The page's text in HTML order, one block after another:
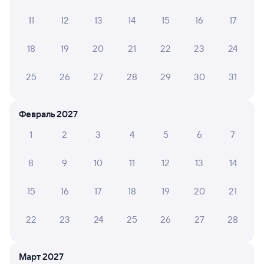
полке телефон заряжать негде .
27 июля 2026 • Поезд 345Е
НАТАЛИЯ Б.
полуживые доехали
11 12 13 14 15 16 17
18 19 20 21 22 23 24
25 26 27 28 29 30 31
Февраль 2027
1
2 3 4 5 6 7
8 9 10 11 12 13 14
15 16 17 18 19 20 21
22 23 24 25 26 27 28
Март 2027